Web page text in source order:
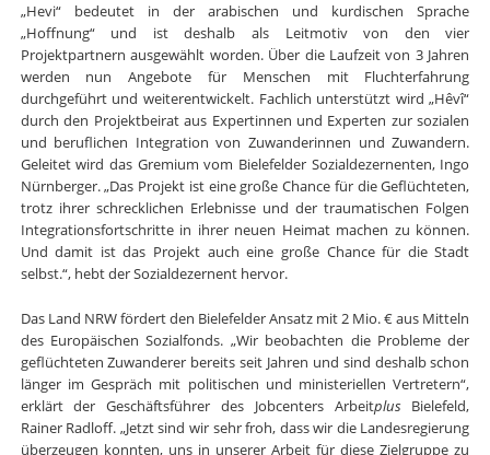
„Hevi“ bedeutet in der arabischen und kurdischen Sprache
„Hoffnung“ und ist deshalb als Leitmotiv von den vier
Projektpartnern ausgewählt worden. Über die Laufzeit von 3 Jahren
werden nun Angebote für Menschen mit Fluchterfahrung
durchgeführt und weiterentwickelt. Fachlich unterstützt wird „Hêvî“
durch den Projektbeirat aus Expertinnen und Experten zur sozialen
und beruflichen Integration von Zuwanderinnen und Zuwandern.
Geleitet wird das Gremium vom Bielefelder Sozialdezernenten, Ingo
Nürnberger. „Das Projekt ist eine große Chance für die Geflüchteten,
trotz ihrer schrecklichen Erlebnisse und der traumatischen Folgen
Integrationsfortschritte in ihrer neuen Heimat machen zu können.
Und damit ist das Projekt auch eine große Chance für die Stadt
selbst.“, hebt der Sozialdezernent hervor.
Das Land NRW fördert den Bielefelder Ansatz mit 2 Mio. € aus Mitteln
des Europäischen Sozialfonds. „Wir beobachten die Probleme der
geflüchteten Zuwanderer bereits seit Jahren und sind deshalb schon
länger im Gespräch mit politischen und ministeriellen Vertretern“,
erklärt der Geschäftsführer des Jobcenters ArbeitplusBielefeld,
Rainer Radloff. „Jetzt sind wir sehr froh, dass wir die Landesregierung
überzeugen konnten, uns in unserer Arbeit für diese Zielgruppe zu